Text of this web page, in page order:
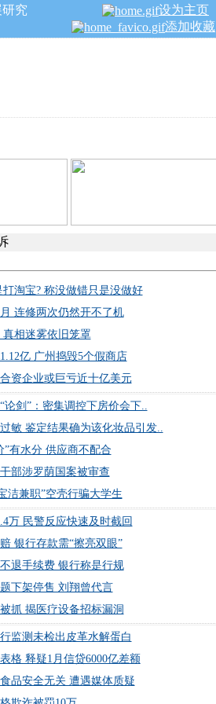
究
设为主页
添加收藏
淘宝? 称没做错只是没做好
连修两次仍然开不了机
相迷雾依旧笼罩
亿 广州捣毁5个假商店
资企业或巨亏近十亿美元
论剑”：密集调控下房价会下..
敏 鉴定结果确为该化妆品引发..
”有水分 供应商不配合
部涉罗荫国案被审查
洁兼职”空壳行骗大学生
万 民警反应快速及时截回
银行存款需“擦亮双眼”
退手续费 银行称是行规
下架停售 刘翔曾代言
抓 揭医疗设备招标漏洞
监测未检出皮革水解蛋白
格 释疑1月信贷6000亿差额
品安全无关 遭遇媒体质疑